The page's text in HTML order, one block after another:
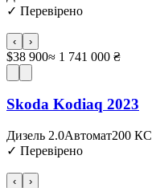
✓ Перевірено
‹ ›
$38 900≈ 1 741 000 ₴
Skoda Kodiaq 2023
Дизель 2.0Автомат200 КС
✓ Перевірено
‹ ›